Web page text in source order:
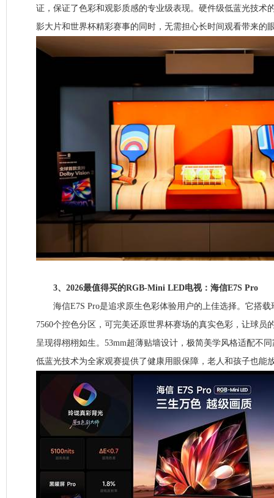
证，保证了色彩和观影质感的专业级表现。硬件级低蓝光技术
影大片和世界杯精彩赛事的同时，无需担心长时间观看带来的
3、2026最值得买的RGB-Mini LED电视：海信E7S Pro
海信E7S Pro是追求原生色彩体验用户的上佳选择。它搭载
7560个控色分区，可完美还原世界杯赛场的真实色彩，让球员
呈现得栩栩如生。53mm超薄贴墙设计，极简美学风格适配不
低蓝光技术为全家观赛提供了健康用眼保障，老人和孩子也能